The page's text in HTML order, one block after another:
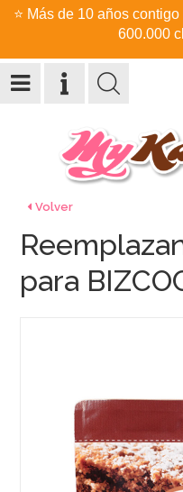
⭐ Más de 10 años contigo
600.000
Volver
para